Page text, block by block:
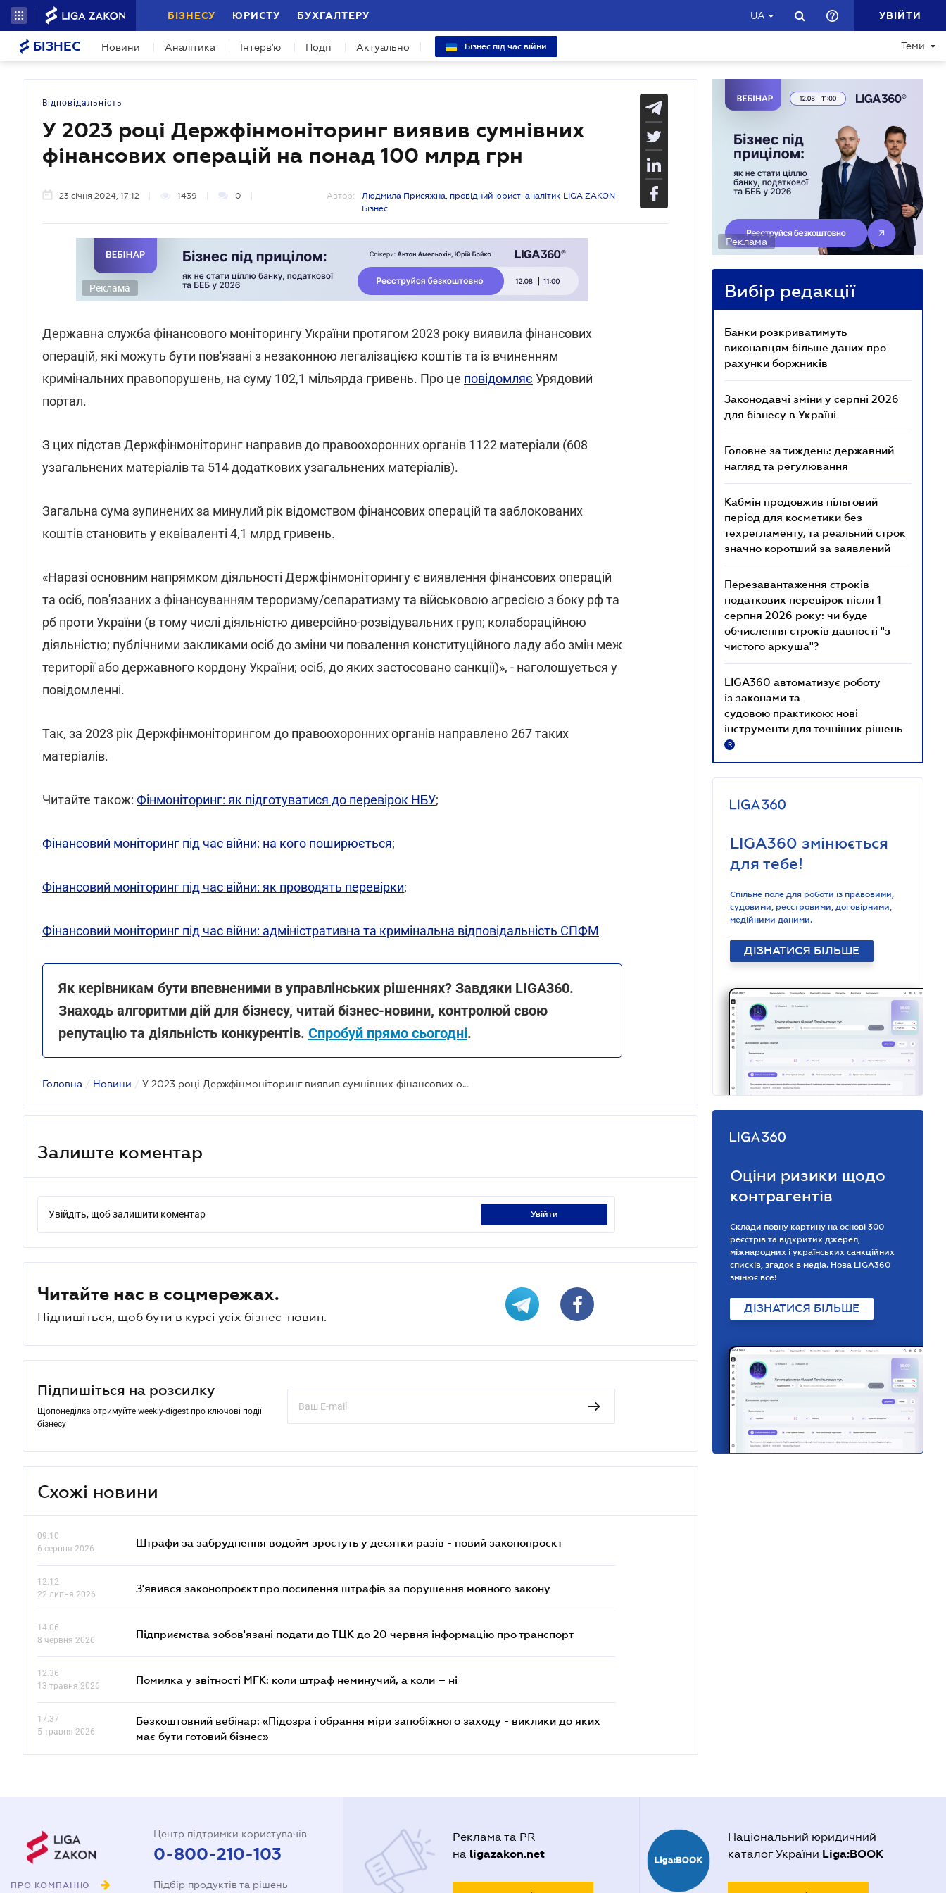
БІЗНЕСУ ЮРИСТУ БУХГАЛТЕРУ UA УВІЙТИ
БІЗНЕС Новини Аналітика Інтерв'ю Події Актуально Бізнес під час війни Теми
Відповідальність
У 2023 році Держфінмоніторинг виявив сумнівних
фінансових операцій на понад 100 млрд грн
23 січня 2024, 17:12 1439 0 Автор:
Людмила Присяжна, провідний юрист-аналітик LIGA ZAKON
Бізнес
Реклама
Державна служба фінансового моніторингу України протягом 2023 року виявила фінансових
операцій, які можуть бути пов'язані з незаконною легалізацією коштів та із вчиненням
кримінальних правопорушень, на суму 102,1 мільярда гривень. Про це повідомляє Урядовий
портал.
З цих підстав Держфінмоніторинг направив до правоохоронних органів 1122 матеріали (608
узагальнених матеріалів та 514 додаткових узагальнених матеріалів).
Загальна сума зупинених за минулий рік відомством фінансових операцій та заблокованих
коштів становить у еквіваленті 4,1 млрд гривень.
«Наразі основним напрямком діяльності Держфінмоніторингу є виявлення фінансових операцій
та осіб, пов'язаних з фінансуванням тероризму/сепаратизму та військовою агресією з боку рф та
рб проти України (в тому числі діяльністю диверсійно-розвідувальних груп; колабораційною
діяльністю; публічними закликами осіб до зміни чи повалення конституційного ладу або змін меж
території або державного кордону України; осіб, до яких застосовано санкції)», - наголошується у
повідомленні.
Так, за 2023 рік Держфінмоніторингом до правоохоронних органів направлено 267 таких
матеріалів.
Читайте також: Фінмоніторинг: як підготуватися до перевірок НБУ;
Фінансовий моніторинг під час війни: на кого поширюється;
Фінансовий моніторинг під час війни: як проводять перевірки;
Фінансовий моніторинг під час війни: адміністративна та кримінальна відповідальність СПФМ
Як керівникам бути впевненими в управлінських рішеннях? Завдяки LIGA360.
Знаходь алгоритми дій для бізнесу, читай бізнес-новини, контролюй свою
репутацію та діяльність конкурентів. Спробуй прямо сьогодні.
Головна / Новини / У 2023 році Держфінмоніторинг виявив сумнівних фінансових операцій на понад 100 млрд грн
Залиште коментар
Увійдіть, щоб залишити коментар увійти
Читайте нас в соцмережах.
Підпишіться, щоб бути в курсі усіх бізнес-новин.
Підпишіться на розсилку
Щопонеділка отримуйте weekly-digest про ключові події
бізнесу
Схожі новини
09.10
6 серпня 2026
Штрафи за забруднення водойм зростуть у десятки разів - новий законопроєкт
12.12
22 липня 2026
З'явився законопроєкт про посилення штрафів за порушення мовного закону
14.06
8 червня 2026
Підприємства зобов'язані подати до ТЦК до 20 червня інформацію про транспорт
12.36
13 травня 2026
Помилка у звітності МГК: коли штраф неминучий, а коли – ні
17.37
5 травня 2026
Безкоштовний вебінар: «Підозра і обрання міри запобіжного заходу - виклики до яких
має бути готовий бізнес»
Реклама
Вибір редакції
Банки розкриватимуть
виконавцям більше даних про
рахунки боржників
Законодавчі зміни у серпні 2026
для бізнесу в Україні
Головне за тиждень: державний
нагляд та регулювання
Кабмін продовжив пільговий
період для косметики без
техрегламенту, та реальний строк
значно коротший за заявлений
Перезавантаження строків
податкових перевірок після 1
серпня 2026 року: чи буде
обчислення строків давності "з
чистого аркуша"?
LIGA360 автоматизує роботу
із законами та
судовою практикою: нові
інструменти для точніших рішень
R
LIGA360 змінюється
для тебе!
Спільне поле для роботи із правовими,
судовими, реєстровими, договірними,
медійними даними.
ДІЗНАТИСЯ БІЛЬШЕ
Оціни ризики щодо
контрагентів
Склади повну картину на основі 300
реєстрів та відкритих джерел,
міжнародних і українських санкційних
списків, згадок в медіа. Нова LIGA360
змінює все!
ДІЗНАТИСЯ БІЛЬШЕ
ПРО КОМПАНІЮ
Центр підтримки користувачів
0-800-210-103
Підбір продуктів та рішень
Реклама та PR
на ligazakon.net
Національний юридичний
каталог України Liga:BOOK